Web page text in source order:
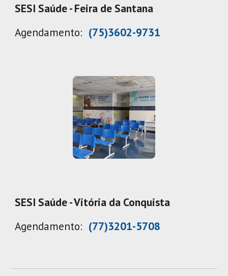
SESI Saúde - Feira de Santana
Agendamento: (75)3602-9731
SESI Saúde - Vitória da Conquista
Agendamento: (77)3201-5708